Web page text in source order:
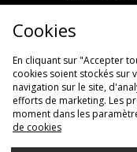
Politique d'avis en
Cookies
En cliquant sur "Accepter
cookies soient stockés
navigation sur le site,
efforts de marketing. Les
moment dans les
de cookies